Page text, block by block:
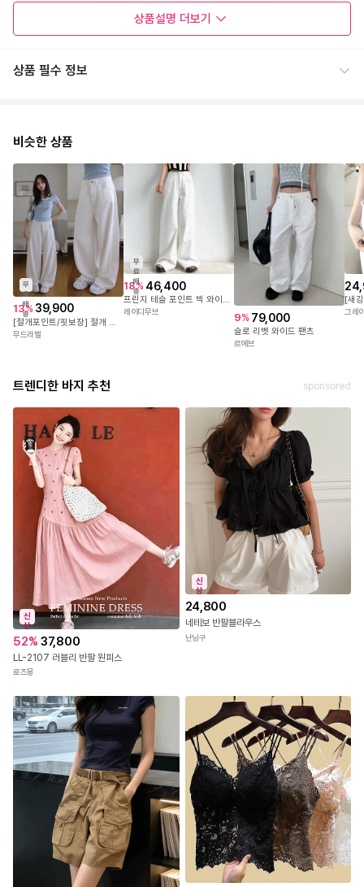
상품설명 더보기
상품 필수 정보
비슷한 상품
무
료
배
송
13% 39,900
무드라벨
무
료
배
송
18% 46,400
프린지 테슬 포인트 빅 와이드 화이트 코튼 팬츠 2size
레이디무브 9% 79,000
슬로 리벳 와이드 팬츠
르에브
그레
트렌디한 바지 추천 sponsored
신
상
52% 37,800
LL-2107 러블리 반팔 원피스
로즈몽
신
상
24,800
네테보 반팔블라우스
난닝구